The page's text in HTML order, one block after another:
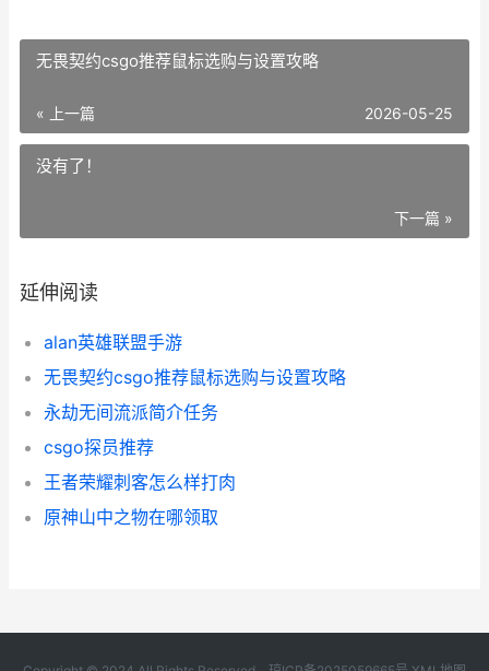
无畏契约csgo推荐鼠标选购与设置攻略
« 上一篇 2026-05-25
没有了！
下一篇 »
延伸阅读
alan英雄联盟手游
无畏契约csgo推荐鼠标选购与设置攻略
永劫无间流派简介任务
csgo探员推荐
王者荣耀刺客怎么样打肉
原神山中之物在哪领取